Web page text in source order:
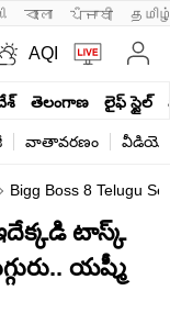
বাংলা ਪੰਜਾਬੀ
AQI
తెలంగాణ లైఫ్ స్టైల్
వాతావరణం
Bigg Boss 8 Telugu
టాస్క్